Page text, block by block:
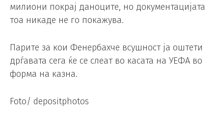
милиони покрај даноците, но документацијата
тоа никаде не го покажува.
Парите за кои Фенербахче всушност ја оштети
дрѓавата сега ќе се слеат во касата на УЕФА во
форма на казна.
Foto/ depositphotos